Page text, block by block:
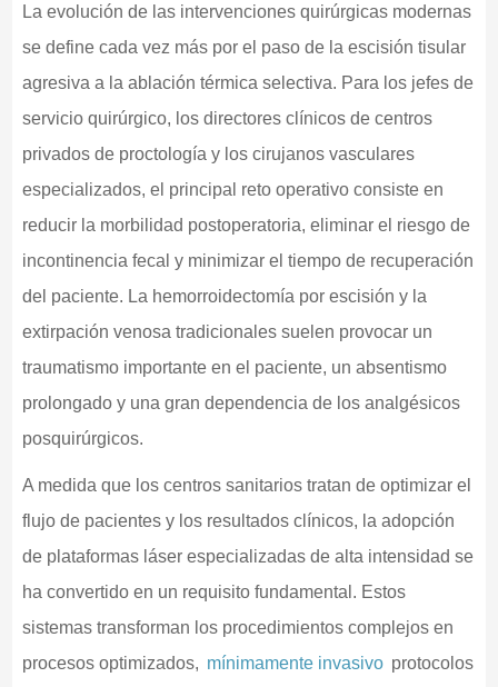
La evolución de las intervenciones quirúrgicas modernas
se define cada vez más por el paso de la escisión tisular
agresiva a la ablación térmica selectiva. Para los jefes de
servicio quirúrgico, los directores clínicos de centros
privados de proctología y los cirujanos vasculares
especializados, el principal reto operativo consiste en
reducir la morbilidad postoperatoria, eliminar el riesgo de
incontinencia fecal y minimizar el tiempo de recuperación
del paciente. La hemorroidectomía por escisión y la
extirpación venosa tradicionales suelen provocar un
traumatismo importante en el paciente, un absentismo
prolongado y una gran dependencia de los analgésicos
posquirúrgicos.
A medida que los centros sanitarios tratan de optimizar el
flujo de pacientes y los resultados clínicos, la adopción
de plataformas láser especializadas de alta intensidad se
ha convertido en un requisito fundamental. Estos
sistemas transforman los procedimientos complejos en
procesos optimizados, mínimamente invasivo protocolos